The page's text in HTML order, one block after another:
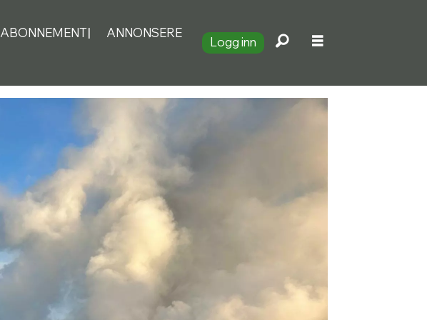
ABONNEMENT ANNONSERE
Logg inn